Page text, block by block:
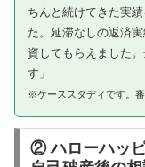
ちんと続けてきた実
た。延滞なしの返済
資してもらえました
す」
※ケーススタディです。
② ハローハッ